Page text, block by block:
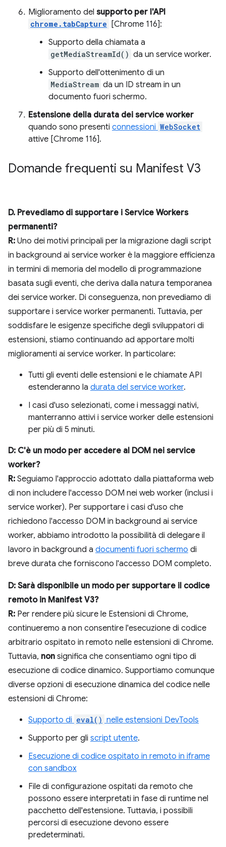
Miglioramento del supporto per l'API
chrome.tabCapture
[Chrome 116]:
Supporto della chiamata a
getMediaStreamId() da un service worker.
Supporto dell'ottenimento di un
MediaStream da un ID stream in un
documento fuori schermo.
Estensione della durata dei service worker
quando sono presenti connessioni WebSocket
attive [Chrome 116].
Domande frequenti su Manifest V3
D. Prevediamo di supportare i Service Workers
permanenti?
R: Uno dei motivi principali per la migrazione dagli script
in background ai service worker è la maggiore efficienza
in termini di memoria del modello di programmazione
basata sugli eventi, che deriva dalla natura temporanea
dei service worker. Di conseguenza, non prevediamo di
supportare i service worker permanenti. Tuttavia, per
soddisfare le esigenze specifiche degli sviluppatori di
estensioni, stiamo continuando ad apportare molti
miglioramenti ai service worker. In particolare:
Tutti gli eventi delle estensioni e le chiamate API
estenderanno la durata del service worker.
I casi d'uso selezionati, come i messaggi nativi,
manterranno attivi i service worker delle estensioni
per più di 5 minuti.
D: C'è un modo per accedere al DOM nei service
worker?
R: Seguiamo l'approccio adottato dalla piattaforma web
di non includere l'accesso DOM nei web worker (inclusi i
service worker). Per supportare i casi d'uso che
richiedono l'accesso DOM in background ai service
worker, abbiamo introdotto la possibilità di delegare il
lavoro in background a documenti fuori schermo di
breve durata che forniscono l'accesso DOM completo.
D: Sarà disponibile un modo per supportare il codice
remoto in Manifest V3?
R: Per rendere più sicure le Estensioni di Chrome,
continueremo a non consentire l'esecuzione di codice
arbitrario ospitato in remoto nelle estensioni di Chrome.
Tuttavia, non significa che consentiamo ogni tipo di
esecuzione di codice dinamico. Supportiamo comunque
diverse opzioni di esecuzione dinamica del codice nelle
estensioni di Chrome:
Supporto di eval() nelle estensioni DevTools
Supporto per gli script utente.
Esecuzione di codice ospitato in remoto in iframe
con sandbox
File di configurazione ospitati da remoto che
possono essere interpretati in fase di runtime nel
pacchetto dell'estensione. Tuttavia, i possibili
percorsi di esecuzione devono essere
predeterminati.